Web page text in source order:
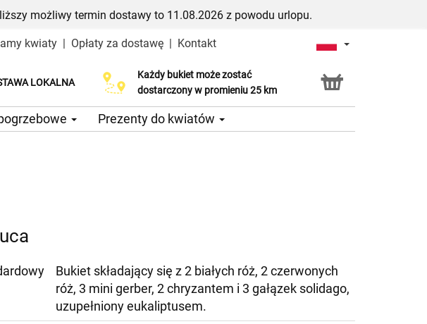
możliwy termin dostawy to 11.08.2026 z powodu urlopu.
kwiaty | Opłaty za dostawę | Kontakt
LOKALNA
Każdy bukiet może zostać
dostarczony w promieniu 25 km
Usługa Click & Collect
Prezenty do kwiatów
Bukiet składający się z 2 białych róż, 2 czerwonych
róż, 3 mini gerber, 2 chryzantem i 3 gałązek solidago,
uzupełniony eukaliptusem.